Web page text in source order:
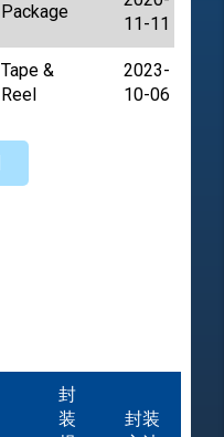
Package
11-11
Tape &
Reel
2023-
10-06
封
装
封装